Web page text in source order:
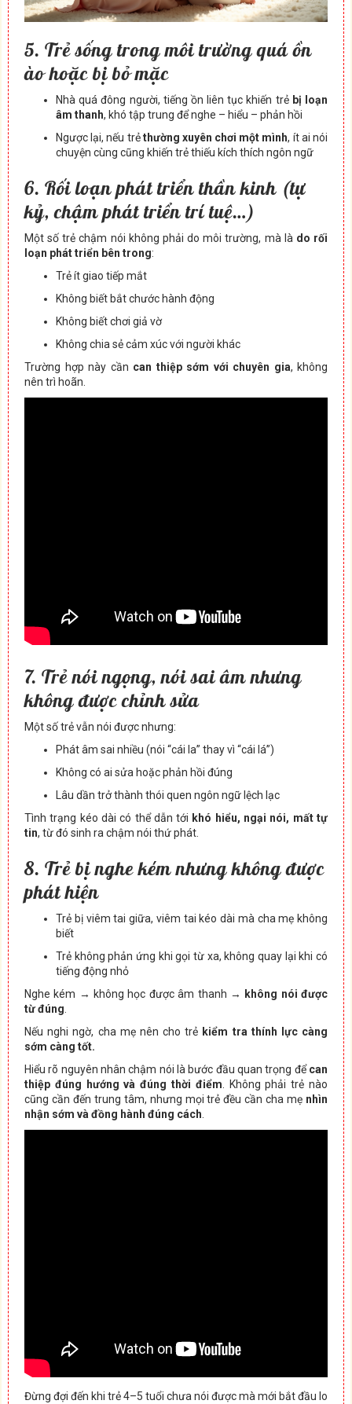
5. Trẻ sống trong môi trường quá ồn
ào hoặc bị bỏ mặc
Nhà quá đông người, tiếng ồn liên tục khiến trẻ bị loạn
âm thanh, khó tập trung để nghe – hiểu – phản hồi
Ngược lại, nếu trẻthường xuyên chơi một mình, ít ai nói
chuyện cùng cũng khiến trẻ thiếu kích thích ngôn ngữ
6. Rối loạn phát triển thần kinh (tự
kỷ, chậm phát triển trí tuệ…)
Một số trẻ chậm nói không phải do môi trường, mà là do rối
loạn phát triển bên trong:
Trẻ ít giao tiếp mắt
Không biết bắt chước hành động
Không biết chơi giả vờ
Không chia sẻ cảm xúc với người khác
Trường hợp này cần can thiệp sớm với chuyên gia, không
nên trì hoãn.
7. Trẻ nói ngọng, nói sai âm nhưng
không được chỉnh sửa
Một số trẻ vẫn nói được nhưng:
Phát âm sai nhiều (nói “cái la” thay vì “cái lá”)
Không có ai sửa hoặc phản hồi đúng
Lâu dần trở thành thói quen ngôn ngữ lệch lạc
Tình trạng kéo dài có thể dẫn tới khó hiểu, ngại nói, mất tự
tin, từ đó sinh ra chậm nói thứ phát.
8. Trẻ bị nghe kém nhưng không được
phát hiện
Trẻ bị viêm tai giữa, viêm tai kéo dài mà cha mẹ không
biết
Trẻ không phản ứng khi gọi từ xa, không quay lại khi có
tiếng động nhỏ
Nghe kém → không học được âm thanh →
không nói được
từ đúng.
Nếu nghi ngờ, cha mẹ nên cho trẻ kiểm tra thính lực càng
sớm càng tốt.
Hiểu rõ nguyên nhân chậm nói là bước đầu quan trọng đểcan
thiệp đúng hướng và đúng thời điểm. Không phải trẻ nào
cũng cần đến trung tâm, nhưng mọi trẻ đều cần cha mẹ nhìn
nhận sớm và đồng hành đúng cách.
Đừng đợi đến khi trẻ 4–5 tuổi chưa nói được mà mới bắt đầu lo